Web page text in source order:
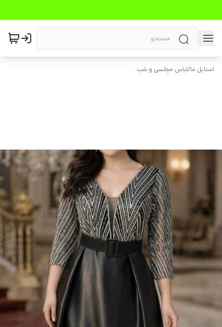
استایل ما/لباس مجلسی و شب